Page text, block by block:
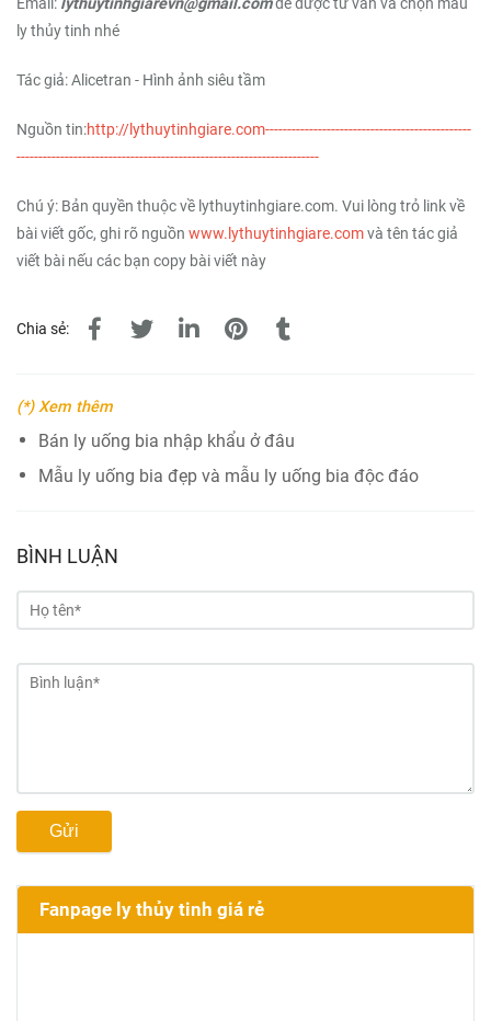
Email: lythuytinhgiarevn@gmail.comđể được tư vấn và chọn mẫu
ly thủy tinh nhé
Tác giả: Alicetran - Hình ảnh siêu tầm
Nguồn tin:http://lythuytinhgiare.com-----------------------------------------------
---------------------------------------------------------------------
Chú ý: Bản quyền thuộc về lythuytinhgiare.com. Vui lòng trỏ link về
bài viết gốc, ghi rõ nguồn www.lythuytinhgiare.comvà tên tác giả
viết bài nếu các bạn copy bài viết này
Chia sẻ:
(*) Xem thêm
Bán ly uống bia nhập khẩu ở đâu
Mẫu ly uống bia đẹp và mẫu ly uống bia độc đáo
BÌNH LUẬN
Gửi
Fanpage ly thủy tinh giá rẻ